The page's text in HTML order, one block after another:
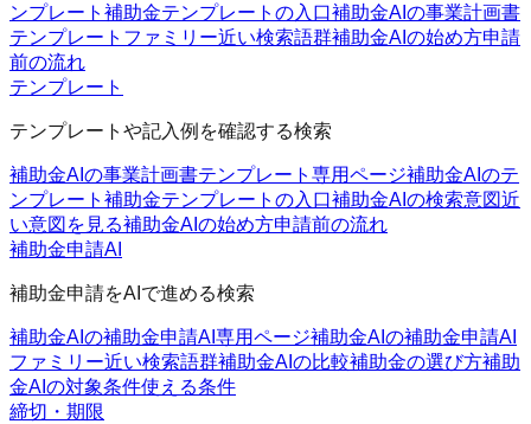
ンプレート 補助金テンプレートの入口補助金AIの事業計画書
テンプレートファミリー近い検索語群補助金AIの始め方申請
前の流れ
テンプレート
テンプレートや記入例を確認する検索
補助金AIの事業計画書テンプレート 専用ページ補助金AIのテ
ンプレート 補助金テンプレートの入口補助金AIの検索意図近
い意図を見る補助金AIの始め方申請前の流れ
補助金申請AI
補助金申請をAIで進める検索
補助金AIの補助金申請AI 専用ページ補助金AIの補助金申請AI
ファミリー近い検索語群補助金AIの比較補助金の選び方補助
金AIの対象条件使える条件
締切・期限